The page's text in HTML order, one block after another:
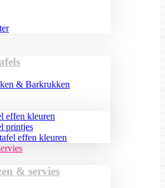
& Barkrukken
effen kleuren
printjes
effen kleuren
& servies